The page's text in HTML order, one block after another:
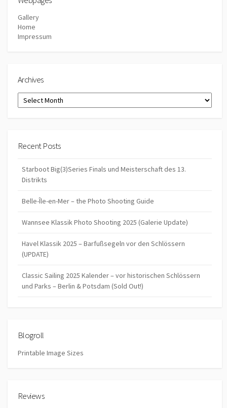
Gallery
Home
Impressum
Archives
Archives
Recent Posts
Starboot Big(3)Series Finals und Meisterschaft des 13.
Distrikts
Belle-Île-en-Mer – the Photo Shooting Guide
Wannsee Klassik Photo Shooting 2025 (Galerie Update)
Havel Klassik 2025 – Barfußsegeln vor den Schlössern
(UPDATE)
Classic Sailing 2025 Kalender – vor historischen Schlössern
und Parks – Berlin & Potsdam (Sold Out!)
Blogroll
Printable Image Sizes
Reviews